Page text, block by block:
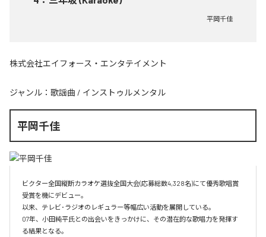
平岡千佳
株式会社エイフォース・エンタテイメント
ジャンル： 歌謡曲 / インストゥルメンタル
平岡千佳
ビクター全国縦断カラオケ選抜全国大会(応募総数4,328名)にて優秀歌唱賞
受賞を機にデビュー。
以来、テレビ･ラジオのレギュラー等幅広い活動を展開している。
07年、小田純平氏との出会いをきっかけに、その潜在的な歌唱力を発揮す
る結果となる。